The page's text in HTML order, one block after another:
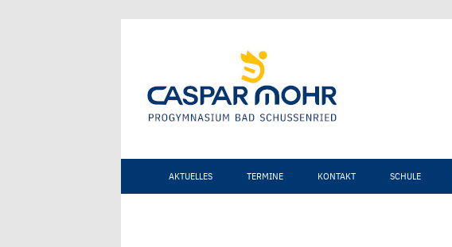
AKTUELLES TERMINE KONTAKT SCHULE